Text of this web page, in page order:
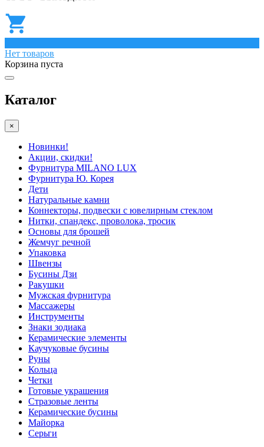
Нет товаров
Корзина пуста
Каталог
×
Новинки!
Акции, скидки!
Фурнитура MILANO LUX
Фурнитура Ю. Корея
Дети
Натуральные камни
Коннекторы, подвески с ювелирным стеклом
Нитки, спандекс, проволока, тросик
Основы для брошей
Жемчуг речной
Упаковка
Швензы
Бусины Дзи
Ракушки
Мужская фурнитура
Массажеры
Инструменты
Знаки зодиака
Керамические элементы
Каучуковые бусины
Руны
Кольца
Четки
Готовые украшения
Стразовые ленты
Керамические бусины
Майорка
Серьги